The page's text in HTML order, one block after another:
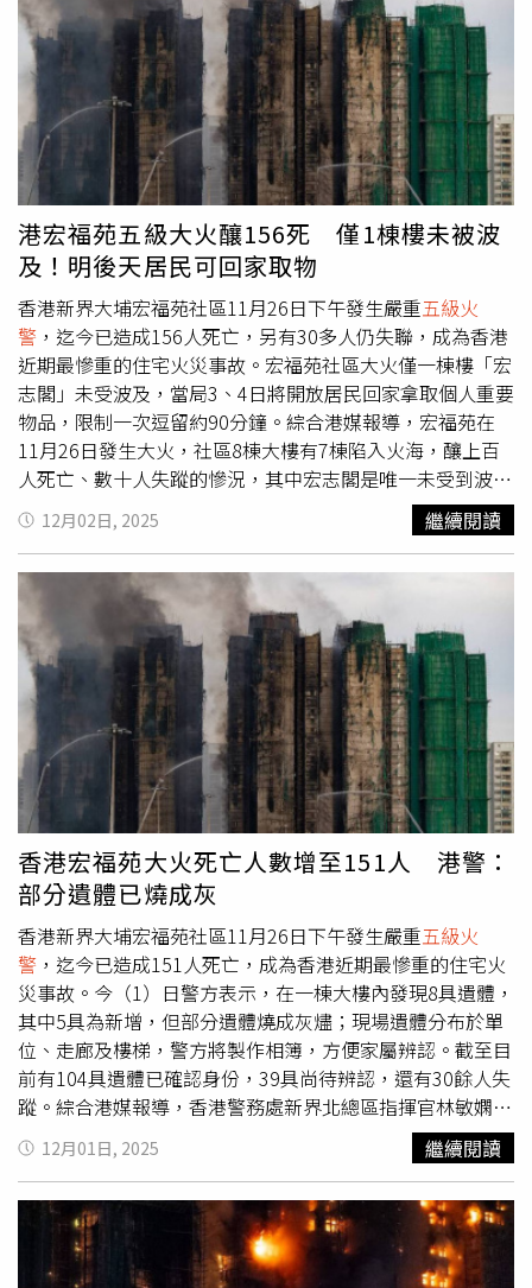
懷，希望能陪伴香港朋友們共同面對沉重哀痛時刻。 在
Instagram 查看這則貼文 從 Instagram 分享的貼文 策進會
也表示，「在這段艱難的日子裡，我們與香港朋友心靈牽
繫，願逝者安息、傷者康復、失聯者平安，也願所有受影響
的家庭度過難關。讓我們在台灣與香港之間，用關懷串起連
結，以行動相互支持，在艱難時刻成為彼此最堅定的力
量。」承諾接下來會持續提供各項服務與協助，陪伴每位在
台的港澳新住民朋友穩定生活和安心前行。而弔唁點是在台
港人店家與社群上的人為了向罹難者致意，也想讓更多台灣
民眾一同傳遞對香港的祈福與祝福，更希望在台灣凝聚彼此
力量，「讓台港兩地的關懷跨越距離、彼此相伴」。 在
Instagram 查看這則貼文 從 Instagram 分享的貼文
港宏福苑五級大火釀156死 僅1棟樓未被波
及！明後天居民可回家取物
香港新界大埔宏福苑社區11月26日下午發生嚴重五級火
警 ，迄今已造成156人死亡，另有30多人仍失聯，成為香港
近期最慘重的住宅火災事故。宏福苑社區大火僅一棟樓「宏
志閣」未受波及，當局3、4日將開放居民回家拿取個人重要
物品，限制一次逗留約90分鐘。綜合港媒報導，宏福苑在
11月26日發生大火，社區8棟大樓有7棟陷入火海，釀上百
人死亡、數十人失蹤的慘況，其中宏志閣是唯一未受到波及
的大樓。香港民政事務總署代表黎旨軒今（2）日表示，明
後兩天（12月3、4日）開放宏志閣居民回家一次，時間約
90分鐘，領取個人重要物品。黎旨軒進一步說明，宏志閣居
民可以在3、4日早上9時至晚上9時之間的任何時段，攜帶
身分證明文件，前往廣福邨廣義樓的報到地點。他也呼籲，
每日各有12個小時允許住戶回家，居民不用一早到場，擠在
第一時間回家取物；另外，每戶只限2個人回家一次且逗留
時間只有90分鐘。據悉，宏志閣居民取物完成後，將供警方
繼續調查蒐證。至於宏志閣居民返家時，民政事務總署、社
會福利署和公務員應急隊會派人員支援，確保住戶上樓都有
公務員陪同；若住戶有需要，公務員也會協助聯絡及搬運行
李等。同時現場會有警務人員駐守，維持秩序。除此之外，
當局為方便宏志閣居民，有安排旅遊巴士接駁服務，載居民
由青年旅社、酒店或過渡性房屋等安置場所來往現場，詳情
可向相關駐所查詢預約；另外也有安排計程車車隊，在場提
供免費接送服務。
12月02日, 2025 繼續閱讀
香港宏福苑大火死亡人數增至151人 港警：
部分遺體已燒成灰
香港新界大埔宏福苑社區11月26日下午發生嚴重五級火
警 ，迄今已造成151人死亡，成為香港近期最慘重的住宅火
災事故。今（1）日警方表示，在一棟大樓內發現8具遺體，
其中5具為新增，但部分遺體燒成灰燼；現場遺體分布於單
位、走廊及樓梯，警方將製作相簿，方便家屬辨認。截至目
前有104具遺體已確認身份，39具尚待辨認，還有30餘人失
蹤。綜合港媒報導，香港警務處新界北總區指揮官林敏嫻指
出，過去2天已完成宏仁、宏道、宏建、宏泰及宏盛5棟大樓
的搜索工作；因為大火燒過後，宏昌閣與宏新閣的部分單位
結構尚不安全，警方先進入安全區域進行搜索，預計3個星
期內完成所有搜查及搜證工作。警方強調，現場搜查的首要
任務是找到遺體及可辨識的物品，確保每位死者有名字，家
屬可行最後告別。而傷亡查詢中心主管曾淑賢總警司在記者
12月01日, 2025 繼續閱讀